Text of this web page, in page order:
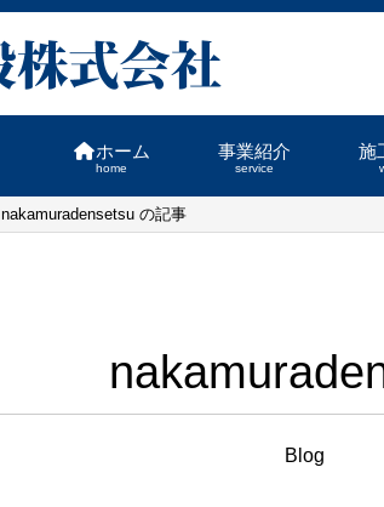
ホーム
home
事業紹介
service
施
nakamuradensetsu の記事
Blog